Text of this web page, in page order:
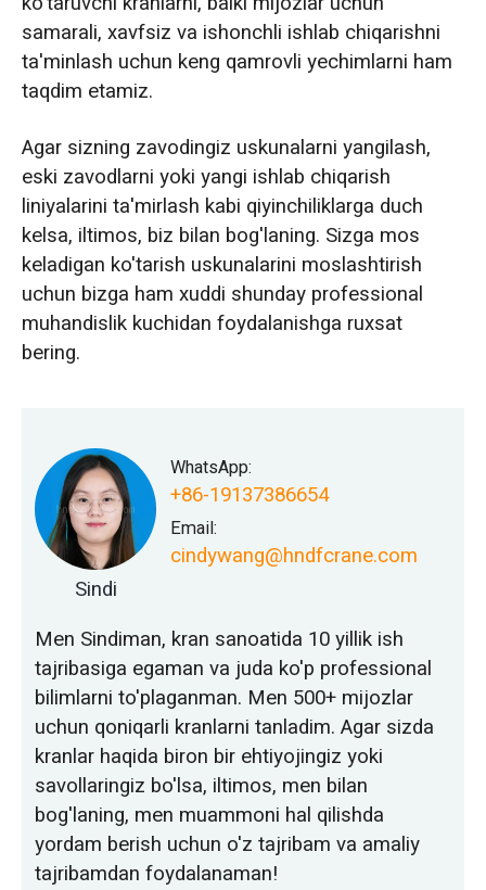
samarali, xavfsiz va ishonchli ishlab chiqarishni
ta'minlash uchun keng qamrovli yechimlarni ham
taqdim etamiz.
Agar sizning zavodingiz uskunalarni yangilash,
eski zavodlarni yoki yangi ishlab chiqarish
liniyalarini ta'mirlash kabi qiyinchiliklarga duch
kelsa, iltimos, biz bilan bog'laning. Sizga mos
keladigan ko'tarish uskunalarini moslashtirish
uchun bizga ham xuddi shunday professional
muhandislik kuchidan foydalanishga ruxsat
bering.
Sindi
WhatsApp:
+86-19137386654
Email:
cindywang@hndfcrane.com
Men Sindiman, kran sanoatida 10 yillik ish
tajribasiga egaman va juda ko'p professional
bilimlarni to'plaganman. Men 500+ mijozlar
uchun qoniqarli kranlarni tanladim. Agar sizda
kranlar haqida biron bir ehtiyojingiz yoki
savollaringiz bo'lsa, iltimos, men bilan
bog'laning, men muammoni hal qilishda
yordam berish uchun o'z tajribam va amaliy
tajribamdan foydalanaman!